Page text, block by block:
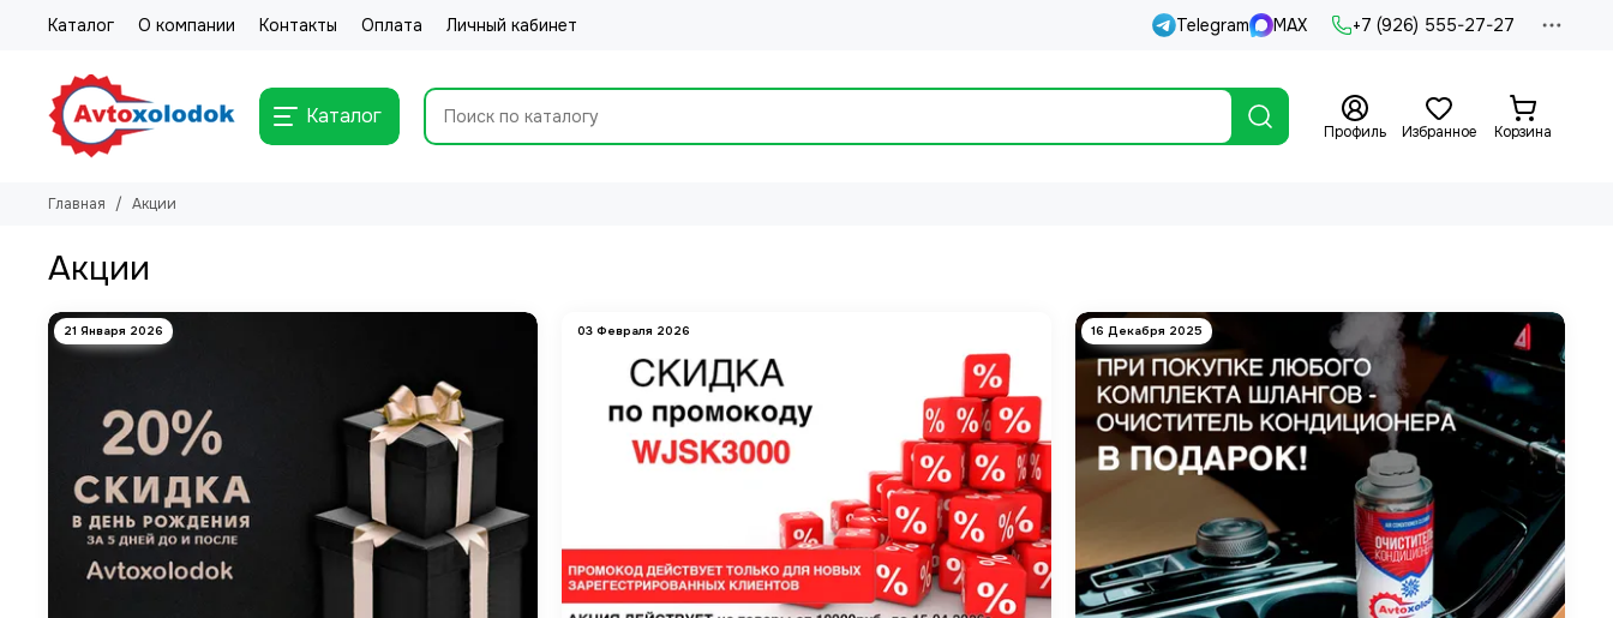
Каталог О компании Контакты Оплата Личный кабинет Telegram MAX +7 (926) 555-27-27
Каталог
Профиль Избранное Корзина
Главная Акции
Акции
21 Января 2026 03 Февраля 2026 16 Декабря 2025